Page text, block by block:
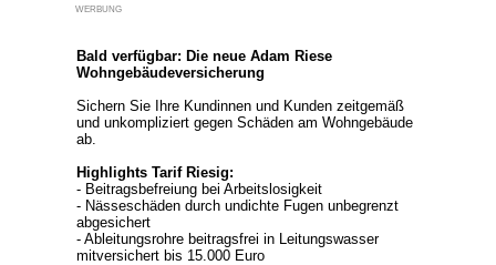
WERBUNG
Bald verfügbar: Die neue Adam Riese
Wohngebäudeversicherung
Sichern Sie Ihre Kundinnen und Kunden zeitgemäß
und unkompliziert gegen Schäden am Wohngebäude
ab.
Highlights Tarif Riesig:
- Beitragsbefreiung bei Arbeitslosigkeit
- Nässeschäden durch undichte Fugen unbegrenzt
abgesichert
- Ableitungsrohre beitragsfrei in Leitungswasser
mitversichert bis 15.000 Euro